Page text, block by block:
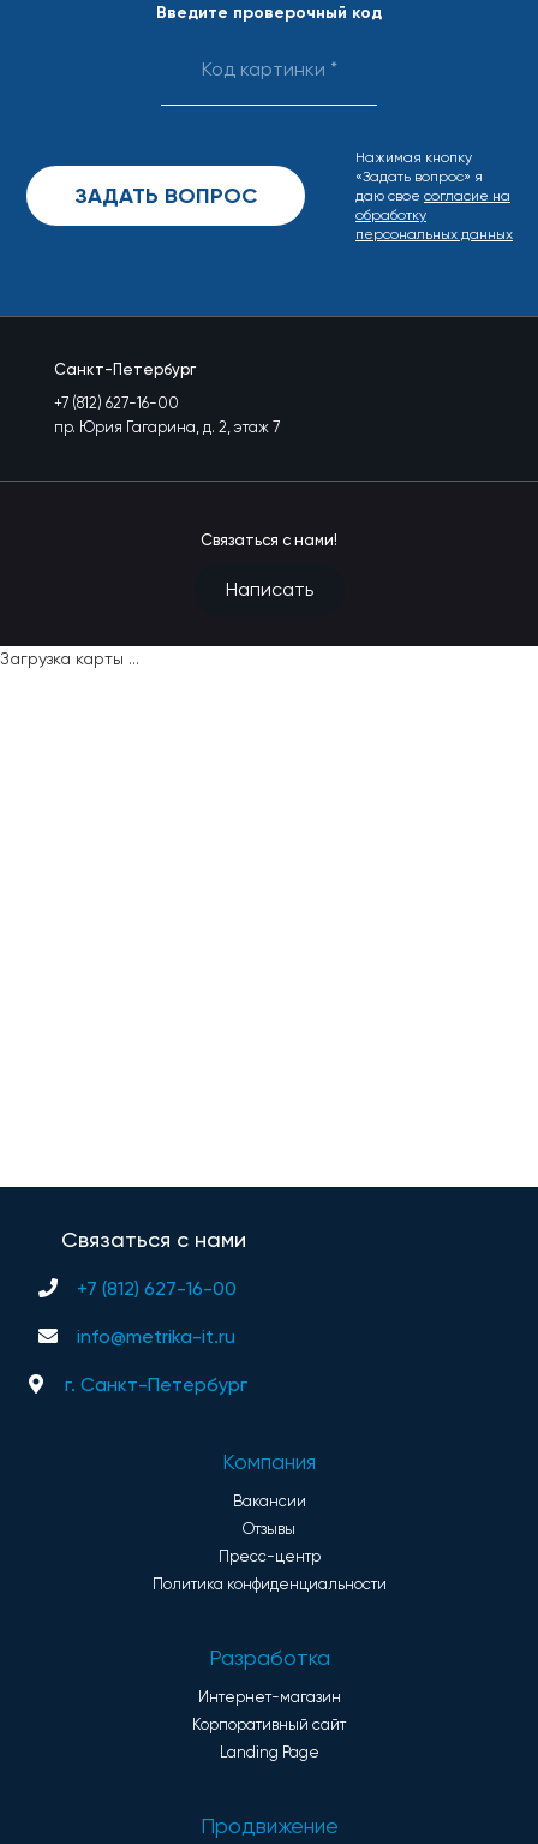
Введите проверочный код
Нажимая кнопку
«Задать вопрос» я
даю свое согласие на
обработку
персональных данных
Санкт-Петербург
+7 (812) 627-16-00
пр. Юрия Гагарина, д. 2, этаж 7
Связаться с нами!
Написать
Загрузка карты ...
Связаться с нами
+7 (812) 627-16-00
info@metrika-it.ru
г. Санкт-Петербург
Компания
Вакансии
Отзывы
Пресс-центр
Политика конфиденциальности
Разработка
Интернет-магазин
Корпоративный сайт
Landing Page
Продвижение